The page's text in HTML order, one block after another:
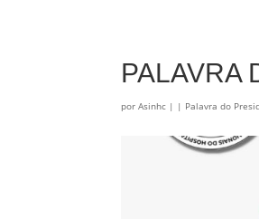
PALAVRA
porAsinhc | | Palavra do